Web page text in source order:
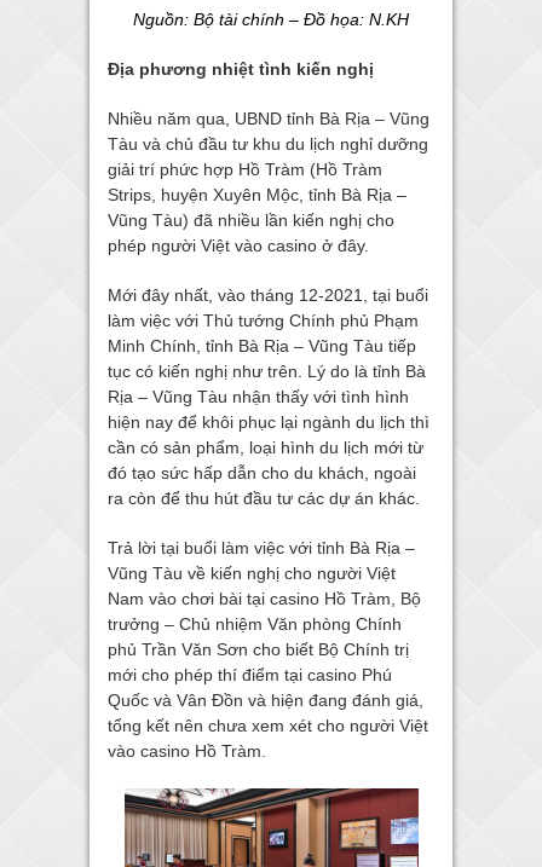
Nguồn: Bộ tài chính – Đồ họa: N.KH
Địa phương nhiệt tình kiến nghị
Nhiều năm qua, UBND tỉnh Bà Rịa – Vũng
Tàu và chủ đầu tư khu du lịch nghỉ dưỡng
giải trí phức hợp Hồ Tràm (Hồ Tràm
Strips, huyện Xuyên Mộc, tỉnh Bà Rịa –
Vũng Tàu) đã nhiều lần kiến nghị cho
phép người Việt vào casino ở đây.
Mới đây nhất, vào tháng 12-2021, tại buổi
làm việc với Thủ tướng Chính phủ Phạm
Minh Chính, tỉnh Bà Rịa – Vũng Tàu tiếp
tục có kiến nghị như trên. Lý do là tỉnh Bà
Rịa – Vũng Tàu nhận thấy với tình hình
hiện nay để khôi phục lại ngành du lịch thì
cần có sản phẩm, loại hình du lịch mới từ
đó tạo sức hấp dẫn cho du khách, ngoài
ra còn để thu hút đầu tư các dự án khác.
Trả lời tại buổi làm việc với tỉnh Bà Rịa –
Vũng Tàu về kiến nghị cho người Việt
Nam vào chơi bài tại casino Hồ Tràm, Bộ
trưởng – Chủ nhiệm Văn phòng Chính
phủ Trần Văn Sơn cho biết Bộ Chính trị
mới cho phép thí điểm tại casino Phú
Quốc và Vân Đồn và hiện đang đánh giá,
tổng kết nên chưa xem xét cho người Việt
vào casino Hồ Tràm.